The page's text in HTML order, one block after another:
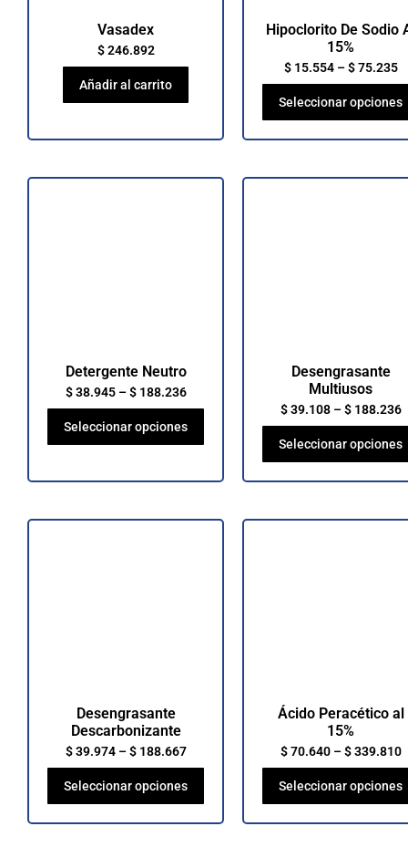
Vasadex
$246.892
Añadir al carrito
Hipoclorito De Sodio
15%
$15.554–$75.235
Seleccionar opciones
Detergente Neutro
$38.945–$188.236
Seleccionar opciones
Desengrasante
Multiusos
$39.108–$188.236
Seleccionar opciones
Desengrasante
Descarbonizante
$39.974–$188.667
Seleccionar opciones
Ácido Peracético al
15%
$70.640–$339.810
Seleccionar opciones